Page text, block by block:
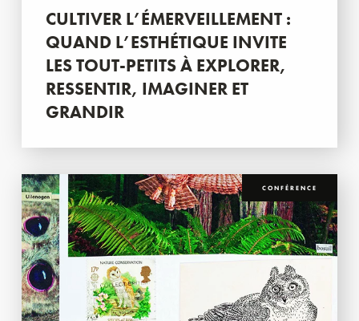
CULTIVER L’ÉMERVEILLEMENT :
QUAND L’ESTHÉTIQUE INVITE
LES TOUT-PETITS À EXPLORER,
RESSENTIR, IMAGINER ET
GRANDIR
CONFÉRENCE